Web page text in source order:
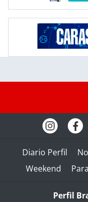
Diario Perfil
Weekend
Perfil